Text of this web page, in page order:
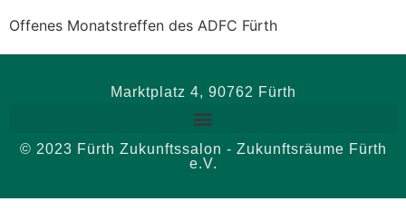
Offenes Monatstreffen des ADFC Fürth
Marktplatz 4, 90762 Fürth
© 2023 Fürth Zukunftssalon - Zukunftsräume Fürth
e.V.